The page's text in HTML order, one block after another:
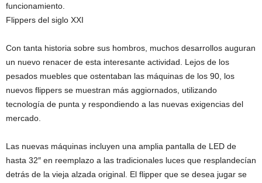
funcionamiento.
Flippers del siglo XXI
Con tanta historia sobre sus hombros, muchos desarrollos auguran
un nuevo renacer de esta interesante actividad. Lejos de los
pesados muebles que ostentaban las máquinas de los 90, los
nuevos flippers se muestran más aggiornados, utilizando
tecnología de punta y respondiendo a las nuevas exigencias del
mercado.
Las nuevas máquinas incluyen una amplia pantalla de LED de
hasta 32″ en reemplazo a las tradicionales luces que resplandecían
detrás de la vieja alzada original. El flipper que se desea jugar se